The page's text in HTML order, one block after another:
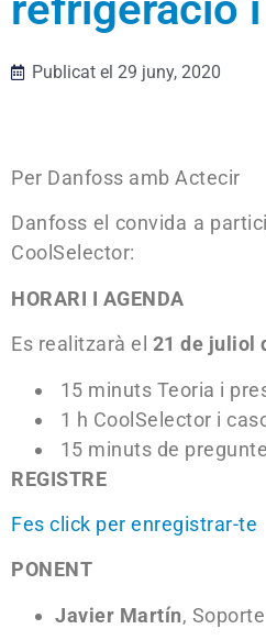
Publicat el 29 juny, 2020
Per Danfoss amb Actecir
Danfoss el convida a
CoolSelector:
HORARI I AGENDA
Es realitzarà el 21 de juliol
15 minuts Teoria i
1 h CoolSelector i
15 minuts de
REGISTRE
Fes click per enregistrar-te
PONENT
Javier Martín,